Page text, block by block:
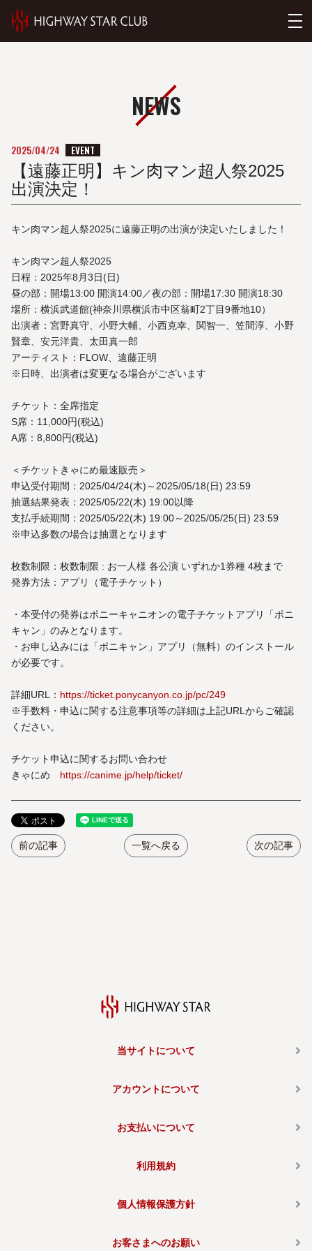
NEWS
2025/04/24 EVENT
【遠藤正明】キン肉マン超人祭2025
出演決定！
キン肉マン超人祭2025に遠藤正明の出演が決定いたしました！
キン肉マン超人祭2025
日程：2025年8月3日(日)
昼の部：開場13:00 開演14:00／夜の部：開場17:30 開演18:30
場所：横浜武道館(神奈川県横浜市中区翁町2丁目9番地10）
出演者：宮野真守、小野大輔、小西克幸、関智一、笠間淳、小野
賢章、安元洋貴、太田真一郎
アーティスト：FLOW、遠藤正明
※日時、出演者は変更なる場合がございます
チケット：全席指定
S席：11,000円(税込)
A席：8,800円(税込)
＜チケットきゃにめ最速販売＞
申込受付期間：2025/04/24(木)～2025/05/18(日) 23:59
抽選結果発表：2025/05/22(木) 19:00以降
支払手続期間：2025/05/22(木) 19:00～2025/05/25(日) 23:59
※申込多数の場合は抽選となります
枚数制限：枚数制限 : お一人様 各公演 いずれか1券種 4枚まで
発券方法：アプリ（電子チケット）
・本受付の発券はポニーキャニオンの電子チケットアプリ「ポニ
キャン」のみとなります。
・お申し込みには「ポニキャン」アプリ（無料）のインストール
が必要です。
詳細URL： https://ticket.ponycanyon.co.jp/pc/249
※手数料・申込に関する注意事項等の詳細は上記URLからご確認
ください。
チケット申込に関するお問い合わせ
きゃにめ https://canime.jp/help/ticket/
前の記事 一覧へ戻る 次の記事
当サイトについて
アカウントについて
お支払いについて
利用規約
個人情報保護方針
お客さまへのお願い